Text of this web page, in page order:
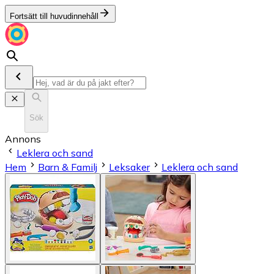
Fortsätt till huvudinnehåll
Sök
Annons
Leklera och sand
Hem
Barn & Familj Leksaker Leklera och sand